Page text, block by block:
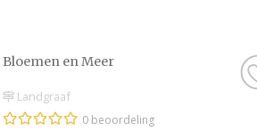
Bloemen en Meer
Landgraaf
0 beoordeling